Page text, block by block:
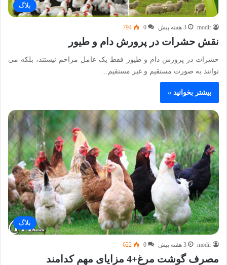
بلاگ
modir 3 هفته پیش 0
794
نقش حشرات در پرورش دام و طیور
حشرات در پرورش دام و طیور فقط یک عامل مزاحم نیستند، بلکه می
توانند به صورت مستقیم و غیر مستقیم…
بیشتر بخوانید »
بلاگ
modir 3 هفته پیش 0
622
مصرف گوشت مرغ+4 مزایای مهم کدامند